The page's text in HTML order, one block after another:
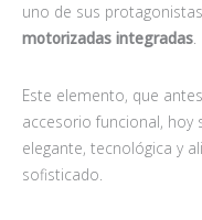
uno de sus
motorizadas integradas.
Este elemento, que
accesorio funcional,
elegante, tecnológica y
sofisticado.